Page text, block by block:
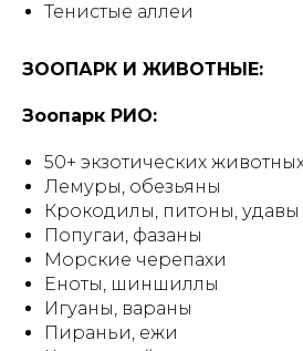
Тенистые аллеи
ЗООПАРК И ЖИВОТНЫЕ:
Зоопарк РИО:
50+ экзотических
Лемуры, обезьяны
Крокодилы, питоны, удавы
Попугаи, фазаны
Морские черепахи
Еноты, шиншиллы
Игуаны, вараны
Пираньи, ежи